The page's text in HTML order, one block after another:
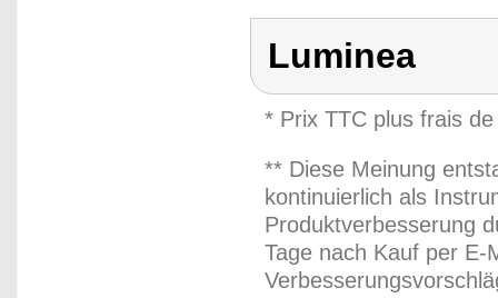
Luminea
* Prix TTC plus frais
** Diese Meinung
kontinuierlich als
Produktverbesserung
Tage nach Kauf per E-